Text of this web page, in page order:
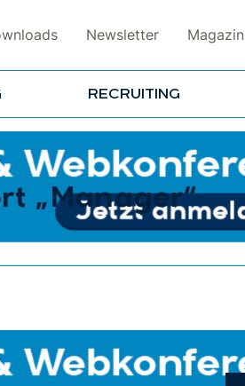
Newsletter Magazin
RECRUITING
„Manager“